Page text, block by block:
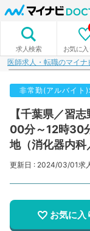
求人検索 お気に入
医師求人・転職のマイナ
非常勤(アルバイト)
【千葉県／習
00分～12時30
地（消化器内科
更新日 : 2024/03/01求
お気に入